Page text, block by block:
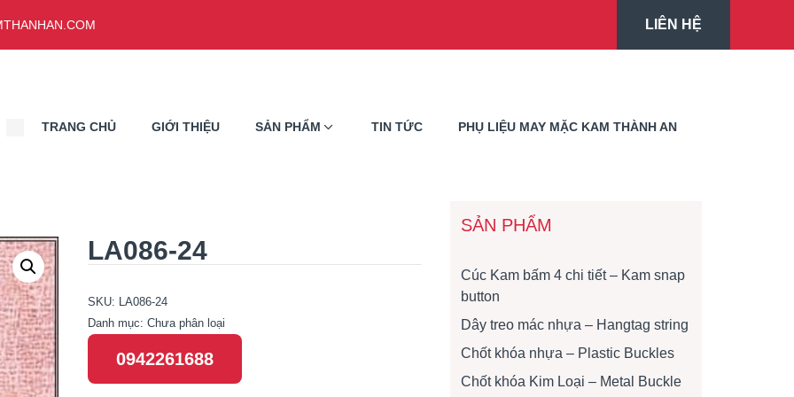
LIÊN HỆ
TRANG CHỦ GIỚI THIỆU SẢN PHẨM TIN TỨC PHỤ LIỆU MAY MẶC KAM THÀNH AN
LA086-24
SKU: LA086-24
Danh mục: Chưa phân loại
0942261688
SẢN PHẨM
Cúc Kam bấm 4 chi tiết – Kam snap
button
Dây treo mác nhựa – Hangtag string
Chốt khóa nhựa – Plastic Buckles
Chốt khóa Kim Loại – Metal Buckle